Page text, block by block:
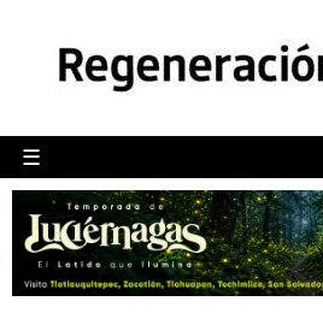
☰
POLÍTICA
CAMALEÓN
OPINIÓN
DEPORTES